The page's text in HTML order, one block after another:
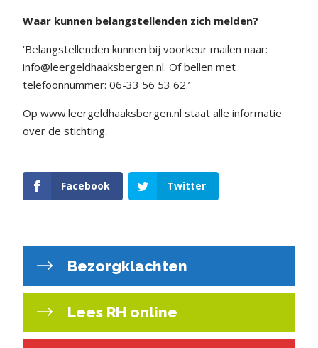
Waar kunnen belangstellenden zich melden?
‘Belangstellenden kunnen bij voorkeur mailen naar:
info@leergeldhaaksbergen.nl. Of bellen met
telefoonnummer: 06-33 56 53 62.’
Op www.leergeldhaaksbergen.nl staat alle informatie
over de stichting.
Facebook Twitter
Bezorgklachten
Lees RH online